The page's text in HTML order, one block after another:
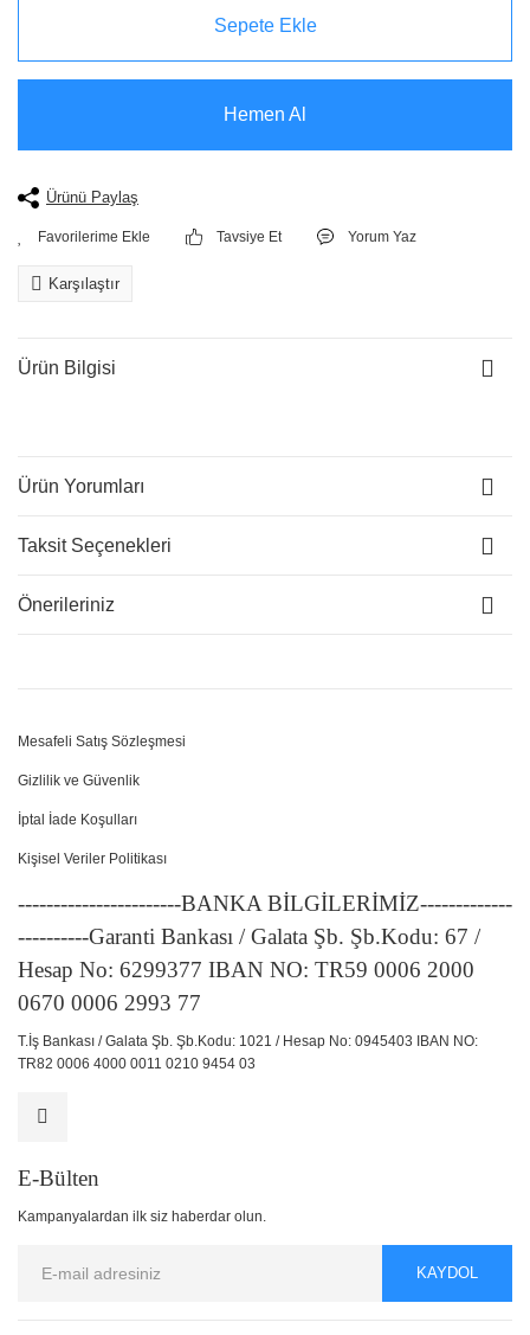
Sepete Ekle
Hemen Al
Ürünü Paylaş
Tavsiye Et Yorum Yaz
Karşılaştır
Ürün Bilgisi
Ürün Yorumları
Taksit Seçenekleri
Önerileriniz
Mesafeli Satış Sözleşmesi
Gizlilik ve Güvenlik
İptal İade Koşulları
Kişisel Veriler Politikası
-----------------------BANKA BİLGİLERİMİZ-------------
----------Garanti Bankası / Galata Şb. Şb.Kodu: 67 /
Hesap No: 6299377 IBAN NO: TR59 0006 2000
0670 0006 2993 77
T.İş Bankası / Galata Şb. Şb.Kodu: 1021 / Hesap No: 0945403 IBAN NO:
TR82 0006 4000 0011 0210 9454 03
E-Bülten
Kampanyalardan ilk siz haberdar olun.
KAYDOL